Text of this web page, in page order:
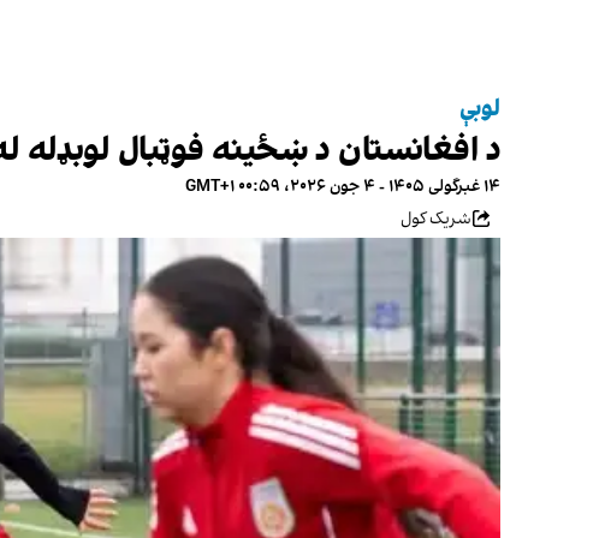
لوبې
د افغانستان د ښځینه فوټبال لوبډله
۱۴ غبرگولی ۱۴۰۵ - ۴ جون ۲۰۲۶، ۰۰:۵۹ GMT+۱
شریک کول